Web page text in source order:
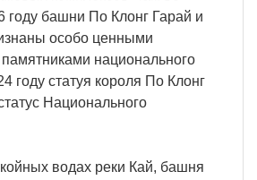
году башни По Клонг Гарай и
особо ценными
национального
году статуя короля По Клонг
Национального
водах реки Кай, башня